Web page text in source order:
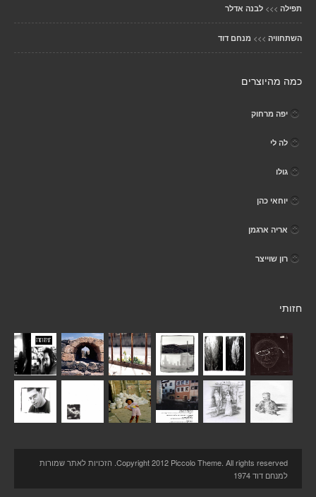
תפילה >>> לבנה אדלר
השתחוויה >>> מנחם דוד
כמה מהיוצרים
יפה מרחוק
לה לי
גולו
יוחאי כהן
אריה ארגמן
רון שוייצר
חזותי
Copyright 2012 Piccolo Theme. All rights reserved. הזכויות לאתר שמורות
למנחם דוד 1974